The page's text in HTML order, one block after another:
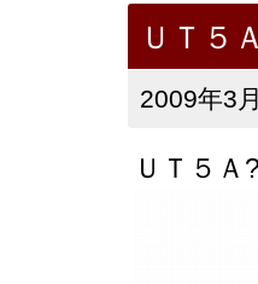
ＵＴ５
2009年3
ＵＴ５